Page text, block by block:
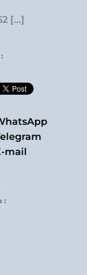
[…]
mail
: